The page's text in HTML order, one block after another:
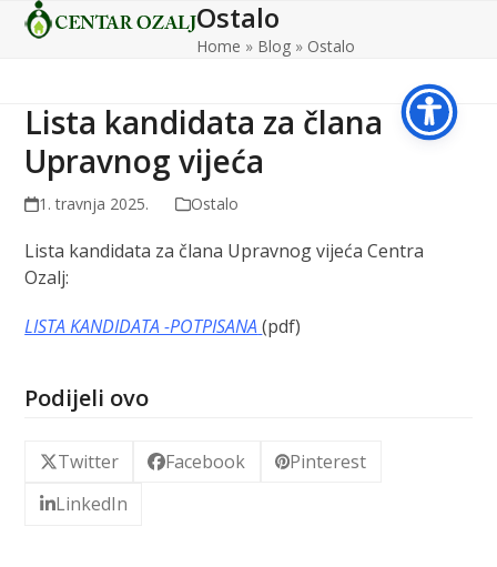
SkipOpen
Close
Ostalo
Home » Blog » Ostalo
Lista kandidata za člana
Upravnog vijeća
1. travnja 2025. Ostalo
Lista kandidata za člana Upravnog vijeća Centra
Ozalj:
LISTA KANDIDATA -POTPISANA (pdf)
Podijeli ovo
Twitter Facebook
Pinterest
LinkedIn